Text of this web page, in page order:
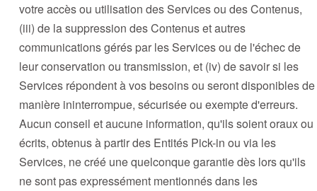
votre accès ou utilisation des Services ou des Contenus,
(iii) de la suppression des Contenus et autres
communications gérés par les Services ou de l'échec de
leur conservation ou transmission, et (iv) de savoir si les
Services répondent à vos besoins ou seront disponibles de
manière ininterrompue, sécurisée ou exempte d'erreurs.
Aucun conseil et aucune information, qu'ils soient oraux ou
écrits, obtenus à partir des Entités Pick-in ou via les
Services, ne créé une quelconque garantie dès lors qu'ils
ne sont pas expressément mentionnés dans les